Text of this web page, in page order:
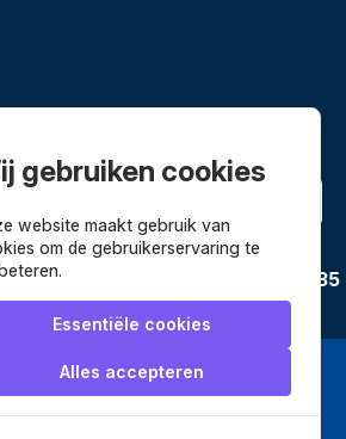
overeenkomst ontbinden
Bestekenpannen.nlbijWebwinkel
3635
reviews.
2026 een webshop van
gebruiken cookies
website maakt gebruik van
om de gebruikerservaring te
Essentiële cookies
Alles accepteren